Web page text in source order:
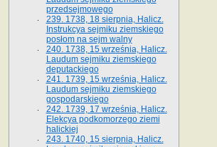
przedsejmowego
239. 1738, 18 sierpnia, Halicz.
Instrukcya sejmiku ziemskiego
posłom na sejm walny
240. 1738, 15 września, Halicz.
Laudum sejmiku ziemskiego
deputackiego
241. 1739, 15 września, Halicz.
Laudum sejmiku ziemskiego
gospodarskiego
242. 1739, 17 września, Halicz.
Elekcya podkomorzego ziemi
halickiej
243. 1740, 15 sierpnia, Halicz.